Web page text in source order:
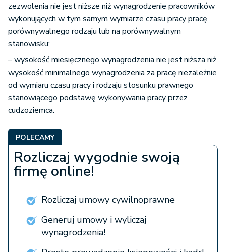
zezwolenia nie jest niższe niż wynagrodzenie pracowników
wykonujących w tym samym wymiarze czasu pracy pracę
porównywalnego rodzaju lub na porównywalnym
stanowisku;
– wysokość miesięcznego wynagrodzenia nie jest niższa niż
wysokość minimalnego wynagrodzenia za pracę niezależnie
od wymiaru czasu pracy i rodzaju stosunku prawnego
stanowiącego podstawę wykonywania pracy przez
cudzoziemca.
POLECAMY
Rozliczaj wygodnie swoją
firmę online!
Rozliczaj umowy cywilnoprawne
Generuj umowy i wyliczaj
wynagrodzenia!